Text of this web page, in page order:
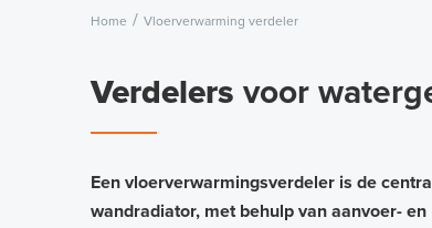
Home Vloerverwarming verdeler
Verdelers voor
Een vloerverwarmingsverdeler is de
wandradiator, met behulp van aanvoer-